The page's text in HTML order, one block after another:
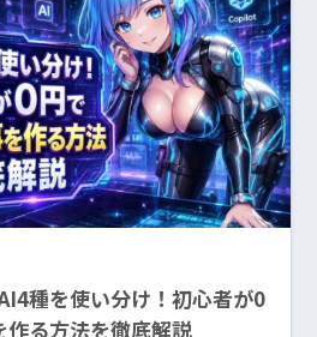
種を使い分け！初心者が0
作る方法を徹底解説